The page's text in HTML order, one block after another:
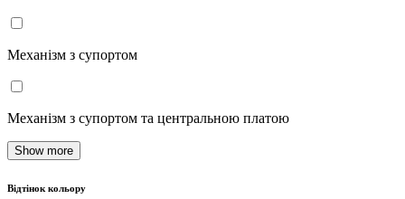
Механізм з супортом
Механізм з супортом та центральною платою
Show more
Відтінок кольору